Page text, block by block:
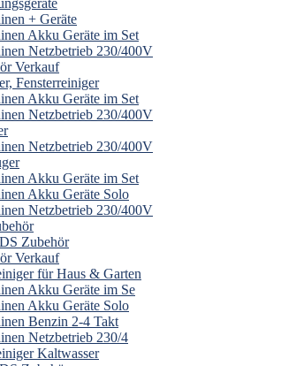
+ Geräte
Akku Geräte im Set
Netzbetrieb 230/400V
Verkauf
Fensterreiniger
Akku Geräte im Set
Netzbetrieb 230/400V
Netzbetrieb 230/400V
Akku Geräte im Set
Akku Geräte Solo
Netzbetrieb 230/400V
Zubehör
Verkauf
für Haus & Garten
Akku Geräte im Se
Akku Geräte Solo
Benzin 2-4 Takt
Netzbetrieb 230/4
Kaltwasser